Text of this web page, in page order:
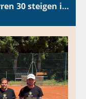
Dritter Meistertitel in Serie: Herren 30 steigen in Landesliga auf